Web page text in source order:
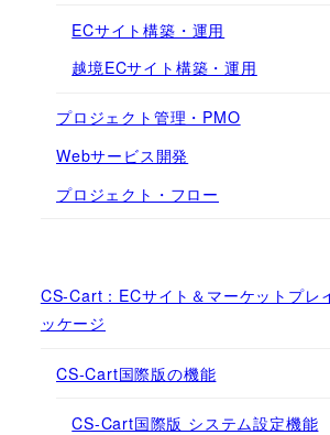
ECサイト構築・運用
越境ECサイト構築・運用
プロジェクト管理・PMO
Webサービス開発
プロジェクト・フロー
CS-Cart：ECサイト＆マーケットプレ
ッケージ
CS-Cart国際版の機能
CS-Cart国際版 システム設定機能